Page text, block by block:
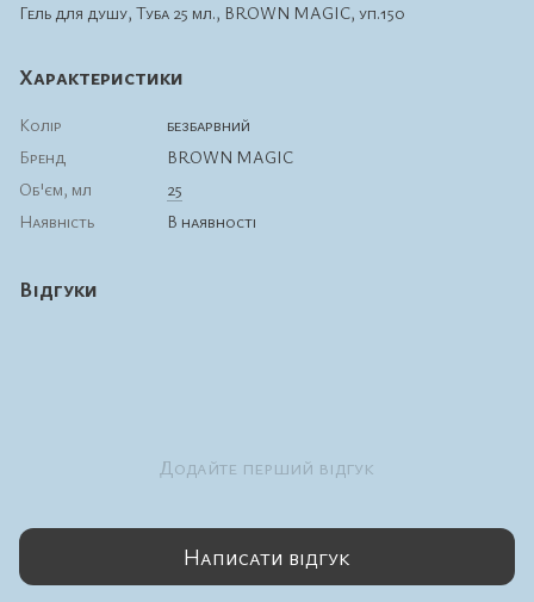
Гель для душу, Туба 25 мл., BROWN MAGIC, уп.150
Характеристики
Колір
безбарвний
Бренд
BROWN MAGIC
Об'єм, мл
25
Наявність
В наявності
Відгуки
Додайте перший відгук
Написати відгук